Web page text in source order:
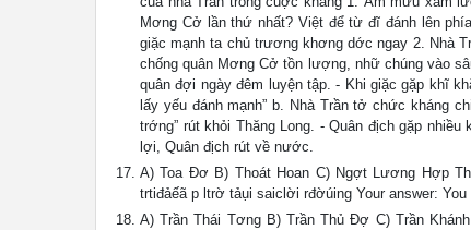
Mơng Cở lần thứ nhất? Việt để từ đĩ đánh lên
giặc mạnh ta chủ trương khơng dớc ngay 2. Nhà
chống quân Mơng Cở tồn lượng, nhữ chúng vào
quân đợi ngày đêm luyện tập. - Khi giặc gặp khĩ
lấy yếu đánh mạnh” b. Nhà Trần tở chức kháng
trớng” rút khỏi Thăng Long. - Quân địch gặp
lợi, Quân địch rút về nước.
A) Toa Đơ B) Thoát Hoan C) Ngợt Lương Hợp
trtiđảếã p ltrờ tảụi saiclời rđờúing Your answer:
A) Trần Thái Tơng B) Trần Thủ Đợ C) Trần